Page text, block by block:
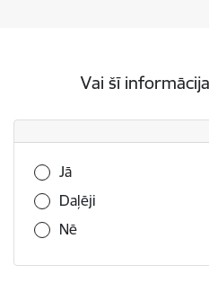
Vai šī
Vai šī informācija bija
Jā
Daļēji
Nē